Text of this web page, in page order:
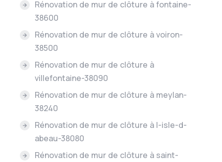
Rénovation de mur de clôture à fontaine-
38600
Rénovation de mur de clôture à voiron-
38500
Rénovation de mur de clôture à
villefontaine-38090
Rénovation de mur de clôture à meylan-
38240
Rénovation de mur de clôture à l-isle-d-
abeau-38080
Rénovation de mur de clôture à saint-